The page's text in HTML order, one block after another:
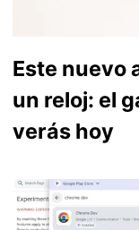
Este nuevo
un reloj: el
verás hoy